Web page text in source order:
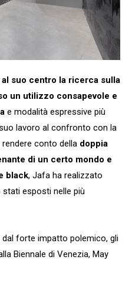
suo centro la ricerca sulla
un utilizzo consapevole e
e modalità espressive più
lavoro al confronto con la
conto della doppia
di un certo mondo e
black, Jafa ha realizzato
esposti nelle più
dal forte impatto polemico, gli
Biennale di Venezia, May